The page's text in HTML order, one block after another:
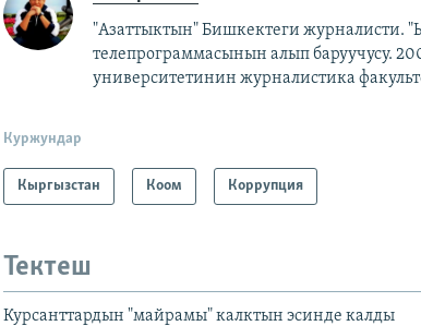
"Азаттыктын" Бишкектеги журналисти.
телепрограммасынын алып баруучусу.
университетинин журналистика
Куржундар
Кыргызстан Коом Коррупция
Тектеш
Курсанттардын "майрамы" калктын эсинде калды